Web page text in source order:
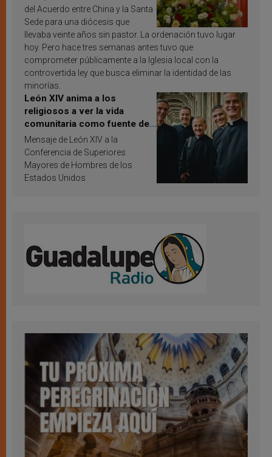
del Acuerdo entre China y la Santa
Sede para una diócesis que
llevaba veinte años sin pastor. La ordenación tuvo lugar
hoy. Pero hace tres semanas antes tuvo que
comprometer públicamente a la Iglesia local con la
controvertida ley que busca eliminar la identidad de las
minorías.
León XIV anima a los
religiosos a ver la vida
comunitaria como fuente de
inspiración y santificación
Mensaje de León XIV a la
Conferencia de Superiores
Mayores de Hombres de los
Estados Unidos